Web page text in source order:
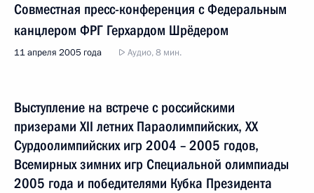
Совместная пресс-конференция с Федеральным
канцлером ФРГ Герхардом Шрёдером
11 апреля 2005 года Аудио, 8 мин.
Выступление на встрече с российскими
призерами XII летних Параолимпийских, XX
Сурдоолимпийских игр 2004 – 2005 годов,
Всемирных зимних игр Специальной олимпиады
2005 года и победителями Кубка Президента